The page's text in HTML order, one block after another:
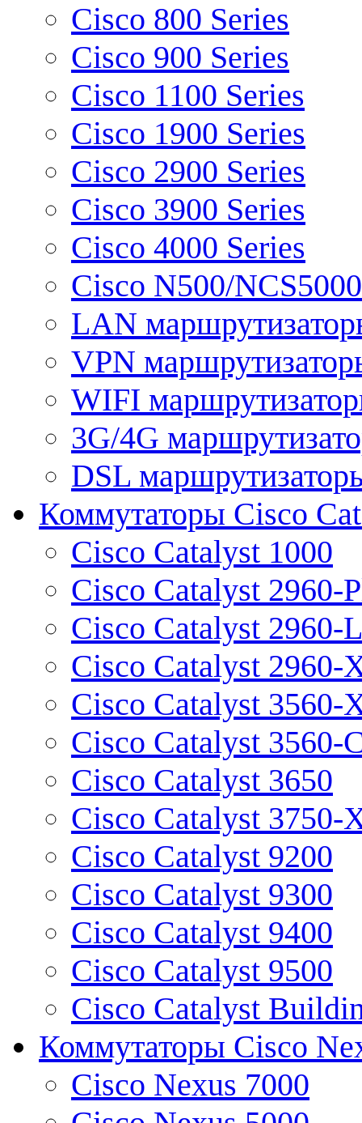
Cisco 800 Series
Cisco 900 Series
Cisco 1100 Series
Cisco 1900 Series
Cisco 2900 Series
Cisco 3900 Series
Cisco 4000 Series
Cisco N500/
LAN
VPN
WIFI
3G/4G
DSL
Коммутаторы Cisco
Cisco Catalyst 1000
Cisco Catalyst 2960-
Cisco Catalyst 2960-L
Cisco Catalyst 2960-
Cisco Catalyst 3560-
Cisco Catalyst 3560-
Cisco Catalyst 3650
Cisco Catalyst 3750-
Cisco Catalyst 9200
Cisco Catalyst 9300
Cisco Catalyst 9400
Cisco Catalyst 9500
Cisco Catalyst
Коммутаторы Cisco
Cisco Nexus 7000